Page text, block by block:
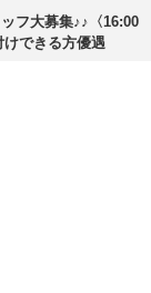
フ大募集♪♪〈16:00
できる方優遇